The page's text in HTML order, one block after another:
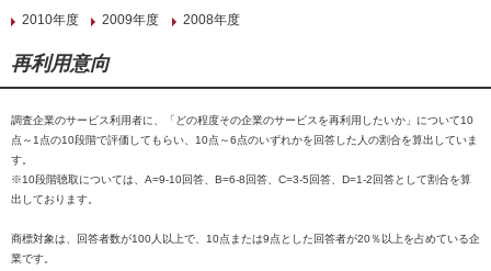
2010年度
2009年度 2008年度
再利用意向
調査企業のサービス利用者に、「どの程度その企業のサービスを再利用したいか」について10
点～1点の10段階で評価してもらい、10点～6点のいずれかを回答した人の割合を算出していま
す。
※10段階聴取については、A=9-10回答、B=6-8回答、C=3-5回答、D=1-2回答として割合を算
出しております。
商標対象は、回答者数が100人以上で、10点または9点とした回答者が20％以上を占めている企
業です。